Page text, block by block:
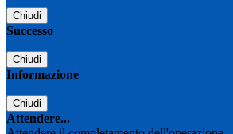
Chiudi
Successo
Chiudi
Informazione
Chiudi
Attendere...